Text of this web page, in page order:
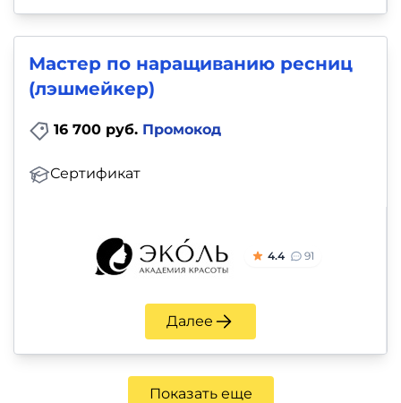
Мастер по наращиванию ресниц
(лэшмейкер)
16 700 руб. Промокод
Сертификат
4.4 91
Далее
Показать еще